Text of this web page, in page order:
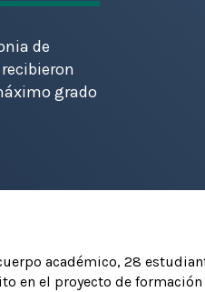
de
grado
académico, 28
en el proyecto de formación